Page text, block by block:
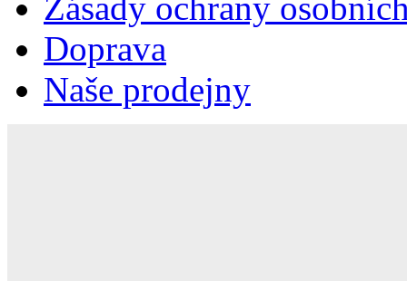
Doprava
Naše prodejny